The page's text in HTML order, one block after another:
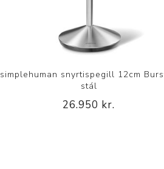
simplehuman snyrtispegill 12cm
stál
26.950 kr.